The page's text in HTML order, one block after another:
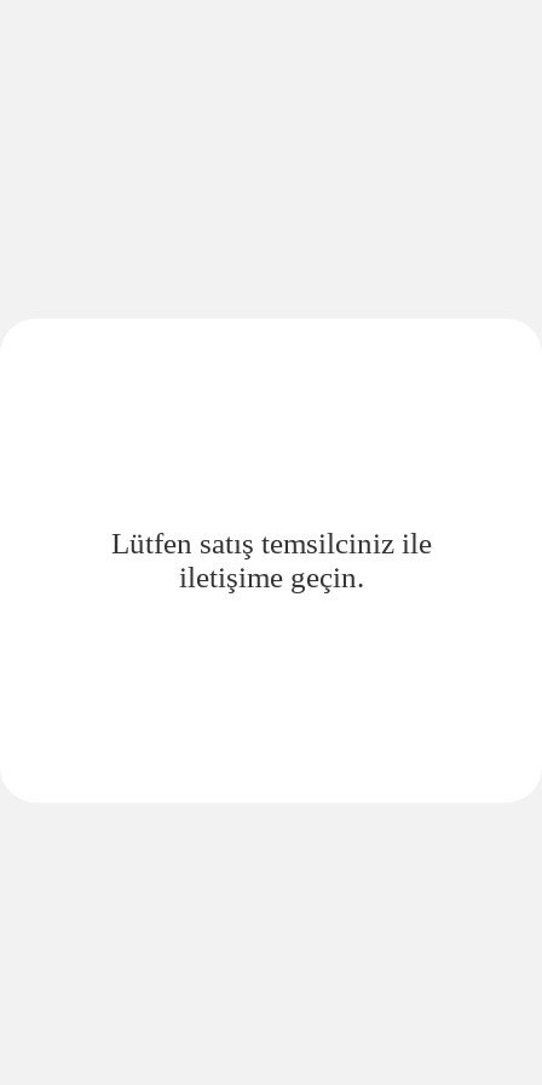
Lütfen satış temsilciniz ile
iletişime geçin.